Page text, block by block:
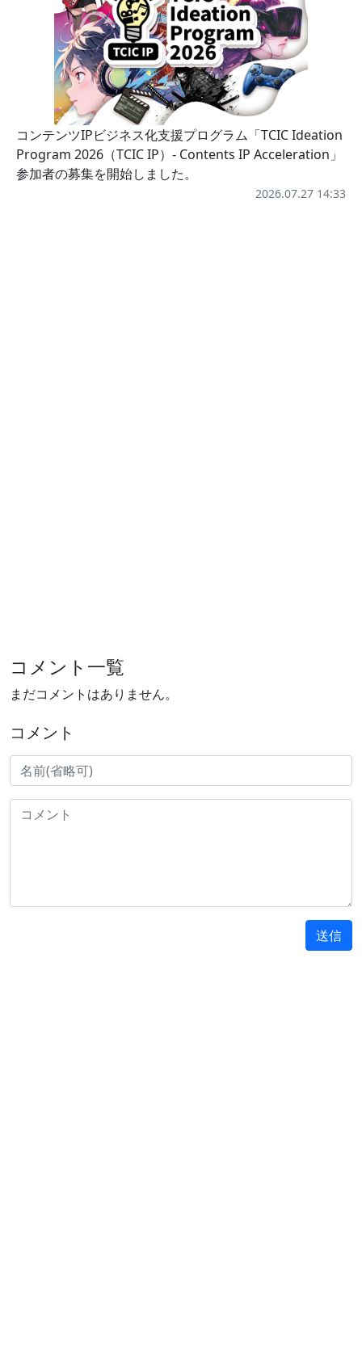
コンテンツIPビジネス化支援プログラム「TCIC Ideation
Program 2026（TCIC IP）- Contents IP Acceleration」
参加者の募集を開始しました。
2026.07.27 14:33
コメント一覧
まだコメントはありません。
コメント
送信